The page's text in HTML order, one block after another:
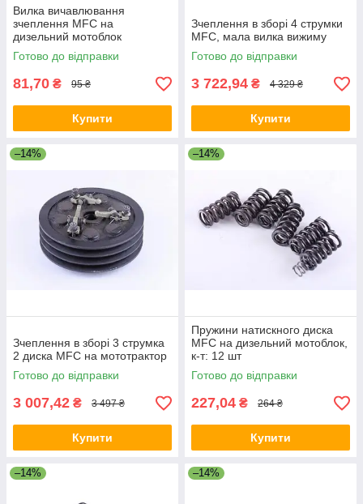
Вилка вичавлювання
зчеплення MFC на
дизельний мотоблок
Готово до відправки
81,70 ₴ 95 ₴
Купити
Зчеплення в зборі 4 струмки
MFC, мала вилка вижиму
Готово до відправки
3 722,94 ₴ 4 329 ₴
Купити
–14%
Зчеплення в зборі 3 струмка
2 диска MFC на мототрактор
Готово до відправки
3 007,42 ₴ 3 497 ₴
Купити
–14%
Пружини натискного диска
MFC на дизельний мотоблок,
к-т: 12 шт
Готово до відправки
227,04 ₴ 264 ₴
Купити
–14% –14%